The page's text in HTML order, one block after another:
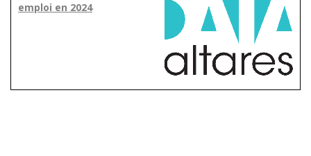
emploi en 2024